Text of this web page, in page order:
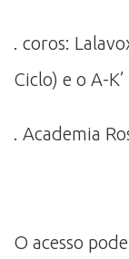
. coros:
Ciclo) e o A-
. Academia
O acesso